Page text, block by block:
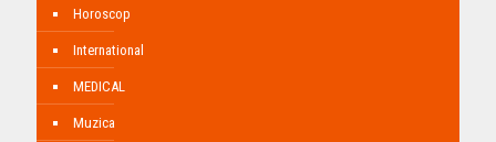
Horoscop
International
MEDICAL
Muzica